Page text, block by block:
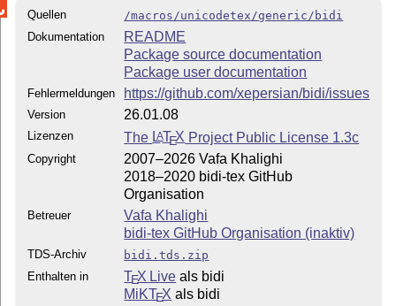
Quellen
/macros/unicodetex/generic/bidi
Dokumentation
README
Package source documentation
Package user documentation
Fehlermeldungen https://github.com/xepersian/bidi/issues
Version 26.01.08
Lizenzen The LATEX Project Public License 1.3c
Copyright
2007–2026 Vafa Khalighi
2018–2020 bidi-tex GitHub
Organisation
Betreuer
Vafa Khalighi
bidi-tex GitHub Organisation (inaktiv)
TDS-Archiv
bidi.tds.zip
Enthalten in
TEX Live als bidi
MiKTEX als bidi